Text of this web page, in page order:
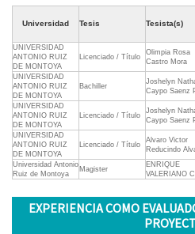
Universidad Tesis Tesista(s)
UNIVERSIDAD
ANTONIO RUIZ
DE MONTOYA
Licenciado / Título
Olimpia Rosa
Castro Mora
UNIVERSIDAD
ANTONIO RUIZ
DE MONTOYA
Bachiller
Joshelyn
Caypo Saenz
UNIVERSIDAD
ANTONIO RUIZ
DE MONTOYA
Licenciado / Título
Joshelyn
Caypo Saenz
UNIVERSIDAD
ANTONIO RUIZ
DE MONTOYA
Licenciado / Título
Alvaro Victor
Reducindo
Universidad Antonio
Ruiz de Montoya
Magister
ENRIQUE
VALERIANO
EXPERIENCIA COMO